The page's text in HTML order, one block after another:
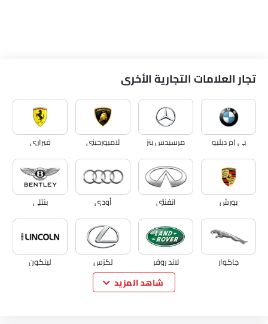
تجار العلامات التجارية الأخرى
بي إم دبليو مرسيدس بنز لامبورجيني فيراري
بورش انفنتي أودي بنتلي
جاكوار لاند روفر لكزس لينكون
شاهد المزيد